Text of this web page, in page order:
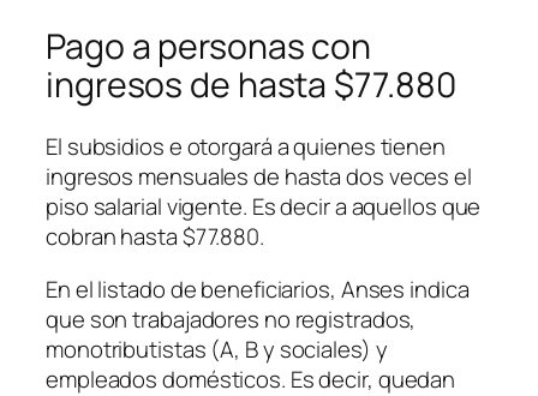
Pago a personas con
ingresos de hasta $77.880
El subsidios e otorgará a quienes tienen
ingresos mensuales de hasta dos veces el
piso salarial vigente. Es decir a aquellos que
cobran hasta $77.880.
En el listado de beneficiarios, Anses indica
que son trabajadores no registrados,
monotributistas (A, B y sociales) y
empleados domésticos. Es decir, quedan